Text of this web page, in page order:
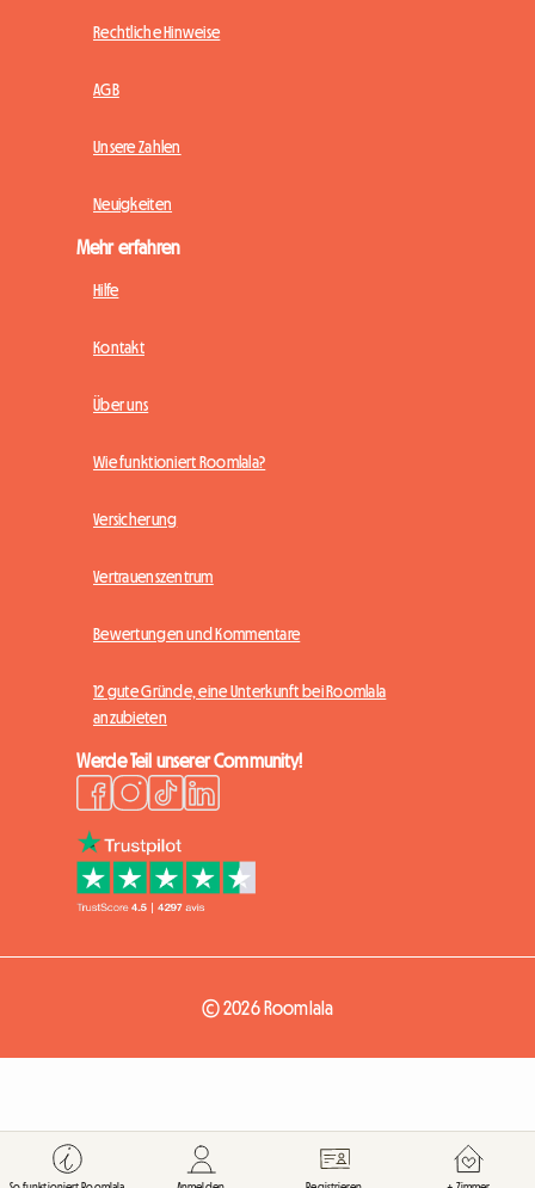
Rechtliche Hinweise
AGB
Unsere Zahlen
Neuigkeiten
Mehr erfahren
Hilfe
Kontakt
Über uns
Wie funktioniert Roomlala?
Versicherung
Vertrauenszentrum
Bewertungen und Kommentare
12 gute Gründe, eine Unterkunft bei Roomlala
anzubieten
Werde Teil unserer Community!
© 2026 Roomlala